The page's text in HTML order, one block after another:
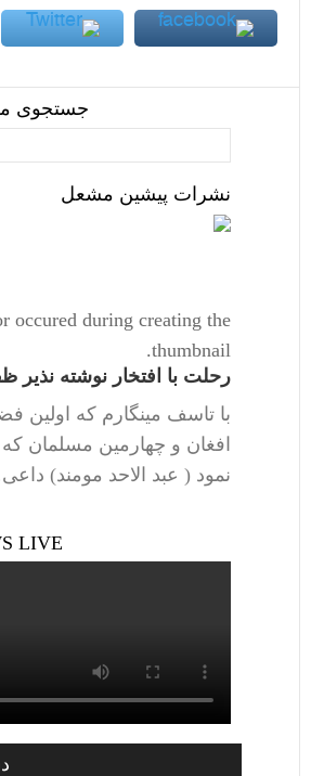
جستجوی
نشرات پیشین مشعل
occured during creating the
thumbnail.
رحلت با افتخار نوشته نذیر
با تاسف مینگارم که اولین
افغان و چهارمین مسلمان که
نمود ( عبد الاحد مومند)
LIVE